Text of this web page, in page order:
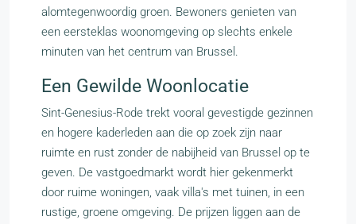
alomtegenwoordig groen. Bewoners genieten van
een eersteklas woonomgeving op slechts enkele
minuten van het centrum van Brussel.
Een Gewilde Woonlocatie
Sint-Genesius-Rode trekt vooral gevestigde gezinnen
en hogere kaderleden aan die op zoek zijn naar
ruimte en rust zonder de nabijheid van Brussel op te
geven. De vastgoedmarkt wordt hier gekenmerkt
door ruime woningen, vaak villa's met tuinen, in een
rustige, groene omgeving. De prijzen liggen aan de